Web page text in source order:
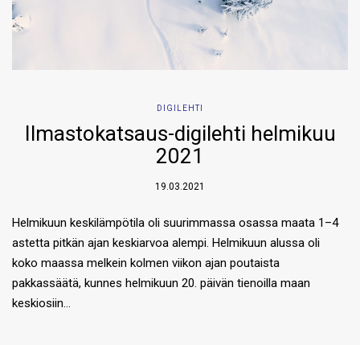
DIGILEHTI
Ilmastokatsaus-digilehti helmikuu
2021
19.03.2021
Helmikuun keskilämpötila oli suurimmassa osassa maata 1–4
astetta pitkän ajan keskiarvoa alempi. Helmikuun alussa oli
koko maassa melkein kolmen viikon ajan poutaista
pakkassäätä, kunnes helmikuun 20. päivän tienoilla maan
keskiosiin…